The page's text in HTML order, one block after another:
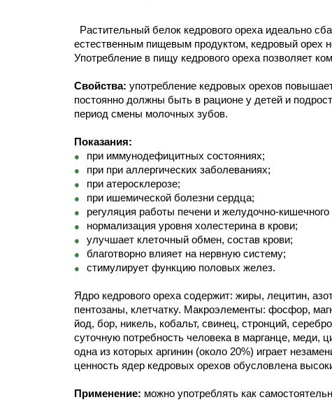
Растительный белок кедрового ореха идеально
естественным пищевым продуктом, кедровый орех
Употребление в пищу кедрового ореха позволяет
Свойства: употребление кедровых орехов
постоянно должны быть в рационе у детей и
период смены молочных зубов.
Показания:
при иммунодефицитных состояниях;
при при аллергических заболеваниях;
при атеросклерозе;
при ишемической болезни сердца;
регуляция работы печени и желудочно-
нормализация уровня холестерина в крови;
улучшает клеточный обмен, состав крови;
благотворно влияет на нервную систему;
стимулирует функцию половых желез.
Ядро кедрового ореха содержит: жиры, лецитин,
пентозаны, клетчатку. Макроэлементы: фосфор,
йод, бор, никель, кобальт, свинец, стронций,
суточную потребность человека в марганце, меди,
одна из которых аргинин (около 20%) играет
ценность ядер кедровых орехов обусловлена
Применение: можно употреблять как